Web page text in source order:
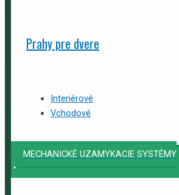
Prahy pre dvere
Interiérové
Vchodové
MECHANICKÉ UZAMYKACIE SYSTÉMY